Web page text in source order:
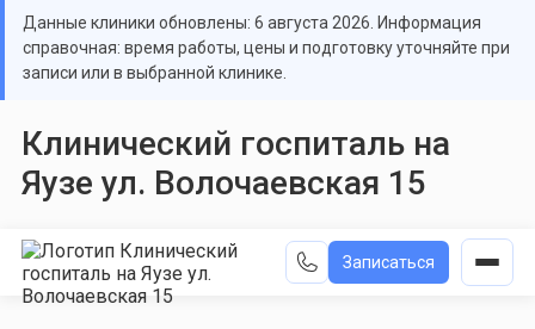
Данные клиники обновлены: 6 августа 2026. Информация
справочная: время работы, цены и подготовку уточняйте при
записи или в выбранной клинике.
Клинический госпиталь на
Яузе ул. Волочаевская 15
Записаться